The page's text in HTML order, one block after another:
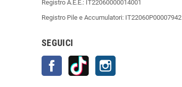
Registro A.E.E.: IT22060000014001
Registro Pile e Accumulatori: IT22060P00007942
SEGUICI
Facebook TikTok